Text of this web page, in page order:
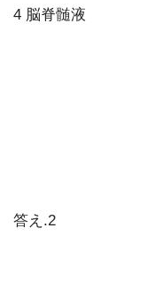
4 脳脊髄液
答え.2